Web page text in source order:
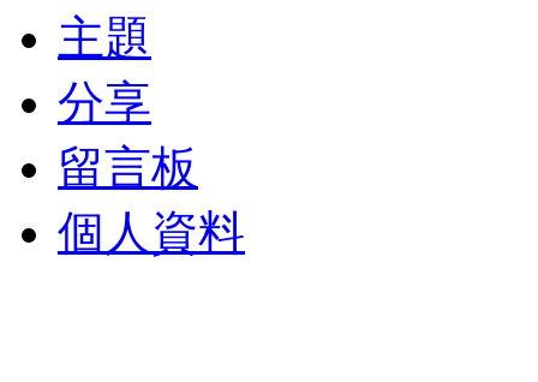
主題
分享
留言板
個人資料